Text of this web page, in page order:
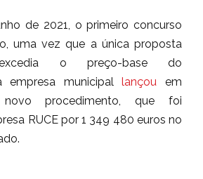
de 2021, o primeiro concurso
uma vez que a única proposta
o preço-base do
empresa municipallançou em
procedimento, que foi
RUCE por 1 349 480 euros no